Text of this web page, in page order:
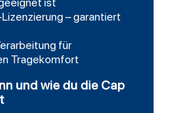
– garantiert
für
Tragekomfort
und wie du die Cap